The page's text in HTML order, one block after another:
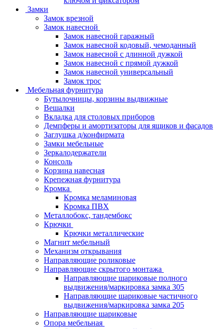
Замки
Замок врезной
Замок навесной
Замок навесной гаражный
Замок навесной кодовый, чемоданный
Замок навесной с длинной дужкой
Замок навесной с прямой дужкой
Замок навесной универсальный
Замок трос
Мебельная фурнитура
Бутылочницы, корзины выдвижные
Вешалки
Вкладка для столовых приборов
Демпферы и амортизаторы для ящиков и фасадов
Заглушка д/конфирмата
Замки мебельные
Зеркалодержатели
Консоль
Корзина навесная
Крепежная фурнитура
Кромка
Кромка меламиновая
Кромка ПВХ
Металлобокс, тандембокс
Крючки
Крючки металлические
Магнит мебельный
Механизм открывания
Направляющие роликовые
Направляющие скрытого монтажа
Направляющие шариковые полного
выдвижения/маркировка замка 305
Направляющие шариковые частичного
выдвижения/маркировка замка 205
Направляющие шариковые
Опора мебельная